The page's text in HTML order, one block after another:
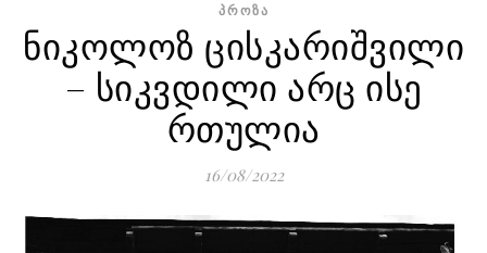
ᲞᲠᲝᲖᲐ
ნიკოლოზ ცისკარიშვილი
– სიკვდილი არც ისე
რთულია
16/08/2022